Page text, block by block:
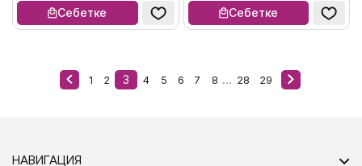
Себетке Себетке
1 2 3 4 5 6 7 8 ... 28 29
НАВИГАЦИЯ